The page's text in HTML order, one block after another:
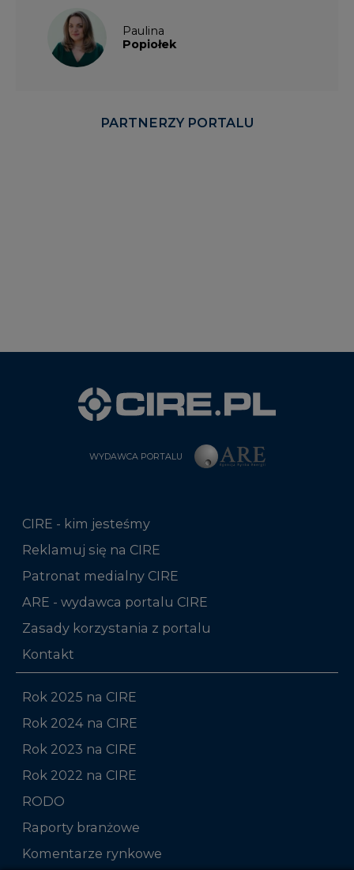
Paulina
Popiołek
PARTNERZY PORTALU
WYDAWCA PORTALU
CIRE - kim jesteśmy
Reklamuj się na CIRE
Patronat medialny CIRE
ARE - wydawca portalu CIRE
Zasady korzystania z portalu
Kontakt
Rok 2025 na CIRE
Rok 2024 na CIRE
Rok 2023 na CIRE
Rok 2022 na CIRE
RODO
Raporty branżowe
Komentarze rynkowe